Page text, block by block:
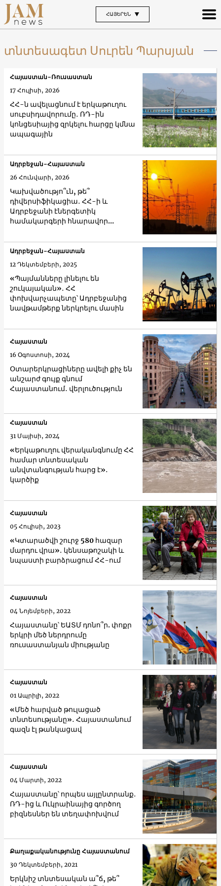
ՀԱՅԵՐԵՆ
տնտեսագետ Սուրեն Պարսյան
ՀՀ-ն ավելացնում է երկաթուղու
սուբսիդավորումը․ ՌԴ-ին
կոնցեսիայից զրկելու հարցը կմնա
ապագային
Հայաստան-Ռուսաստան
17 Հուլիսի, 2026
Կախվածությո՞ւն, թե՞
դիվերսիֆիկացիա․ ՀՀ-ի և
Ադրբեջանի էներգետիկ
համակարգերի հնարավոր
Ադրբեջան-Հայաստան
26 Հունվարի, 2026
«Պայմանները լինելու են
շուկայական»․ ՀՀ
փոխվարչապետը՝ Ադրբեջանից
նավթամթերք ներկրելու մասին
Ադրբեջան-Հայաստան
12 Դեկտեմբերի, 2025
Օտարերկրացիները ավելի քիչ են
անշարժ գույք գնում
Հայաստանում․ վերլուծություն
Հայաստան
16 Օգոստոսի, 2024
«Երկաթուղու վերականգնումը ՀՀ
համար տնտեսական
անվտանգության հարց է»․
կարծիք
Հայաստան
31 Մայիսի, 2024
«Կտարածվի շուրջ 580 հազար
մարդու վրա»․ կենսաթոշակի և
նպաստի բարձրացում ՀՀ-ում
Հայաստան
05 Հուլիսի, 2023
Հայաստանը՝ ԵԱՏՄ դոնո՞ր. փոքր
երկրի մեծ ներդրումը
ռուսաստանյան միությանը
Հայաստան
04 Նոյեմբերի, 2022
«Մեծ հարված թուլացած
տնտեսությանը»․ Հայաստանում
գազն էլ թանկացավ
Հայաստան
01 Ապրիլի, 2022
Հայաստանը՝ որպես այլընտրանք․
ՌԴ-ից և Ուկրաինայից գործող
բիզնեսներ են տեղափոխվում
Հայաստան
04 Մարտի, 2022
Երկնիշ տնտեսական ա՞ճ, թե՞
Քաղաքականությունը Հայաստանում
30 Դեկտեմբերի, 2021